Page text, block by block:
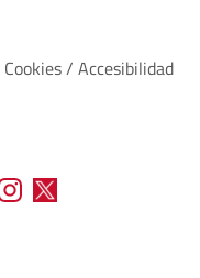
Cookies / Accesibilidad